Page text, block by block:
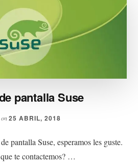
pantalla Suse
on25 ABRIL, 2018
pantalla Suse, esperamos les guste.
que te contactemos? …